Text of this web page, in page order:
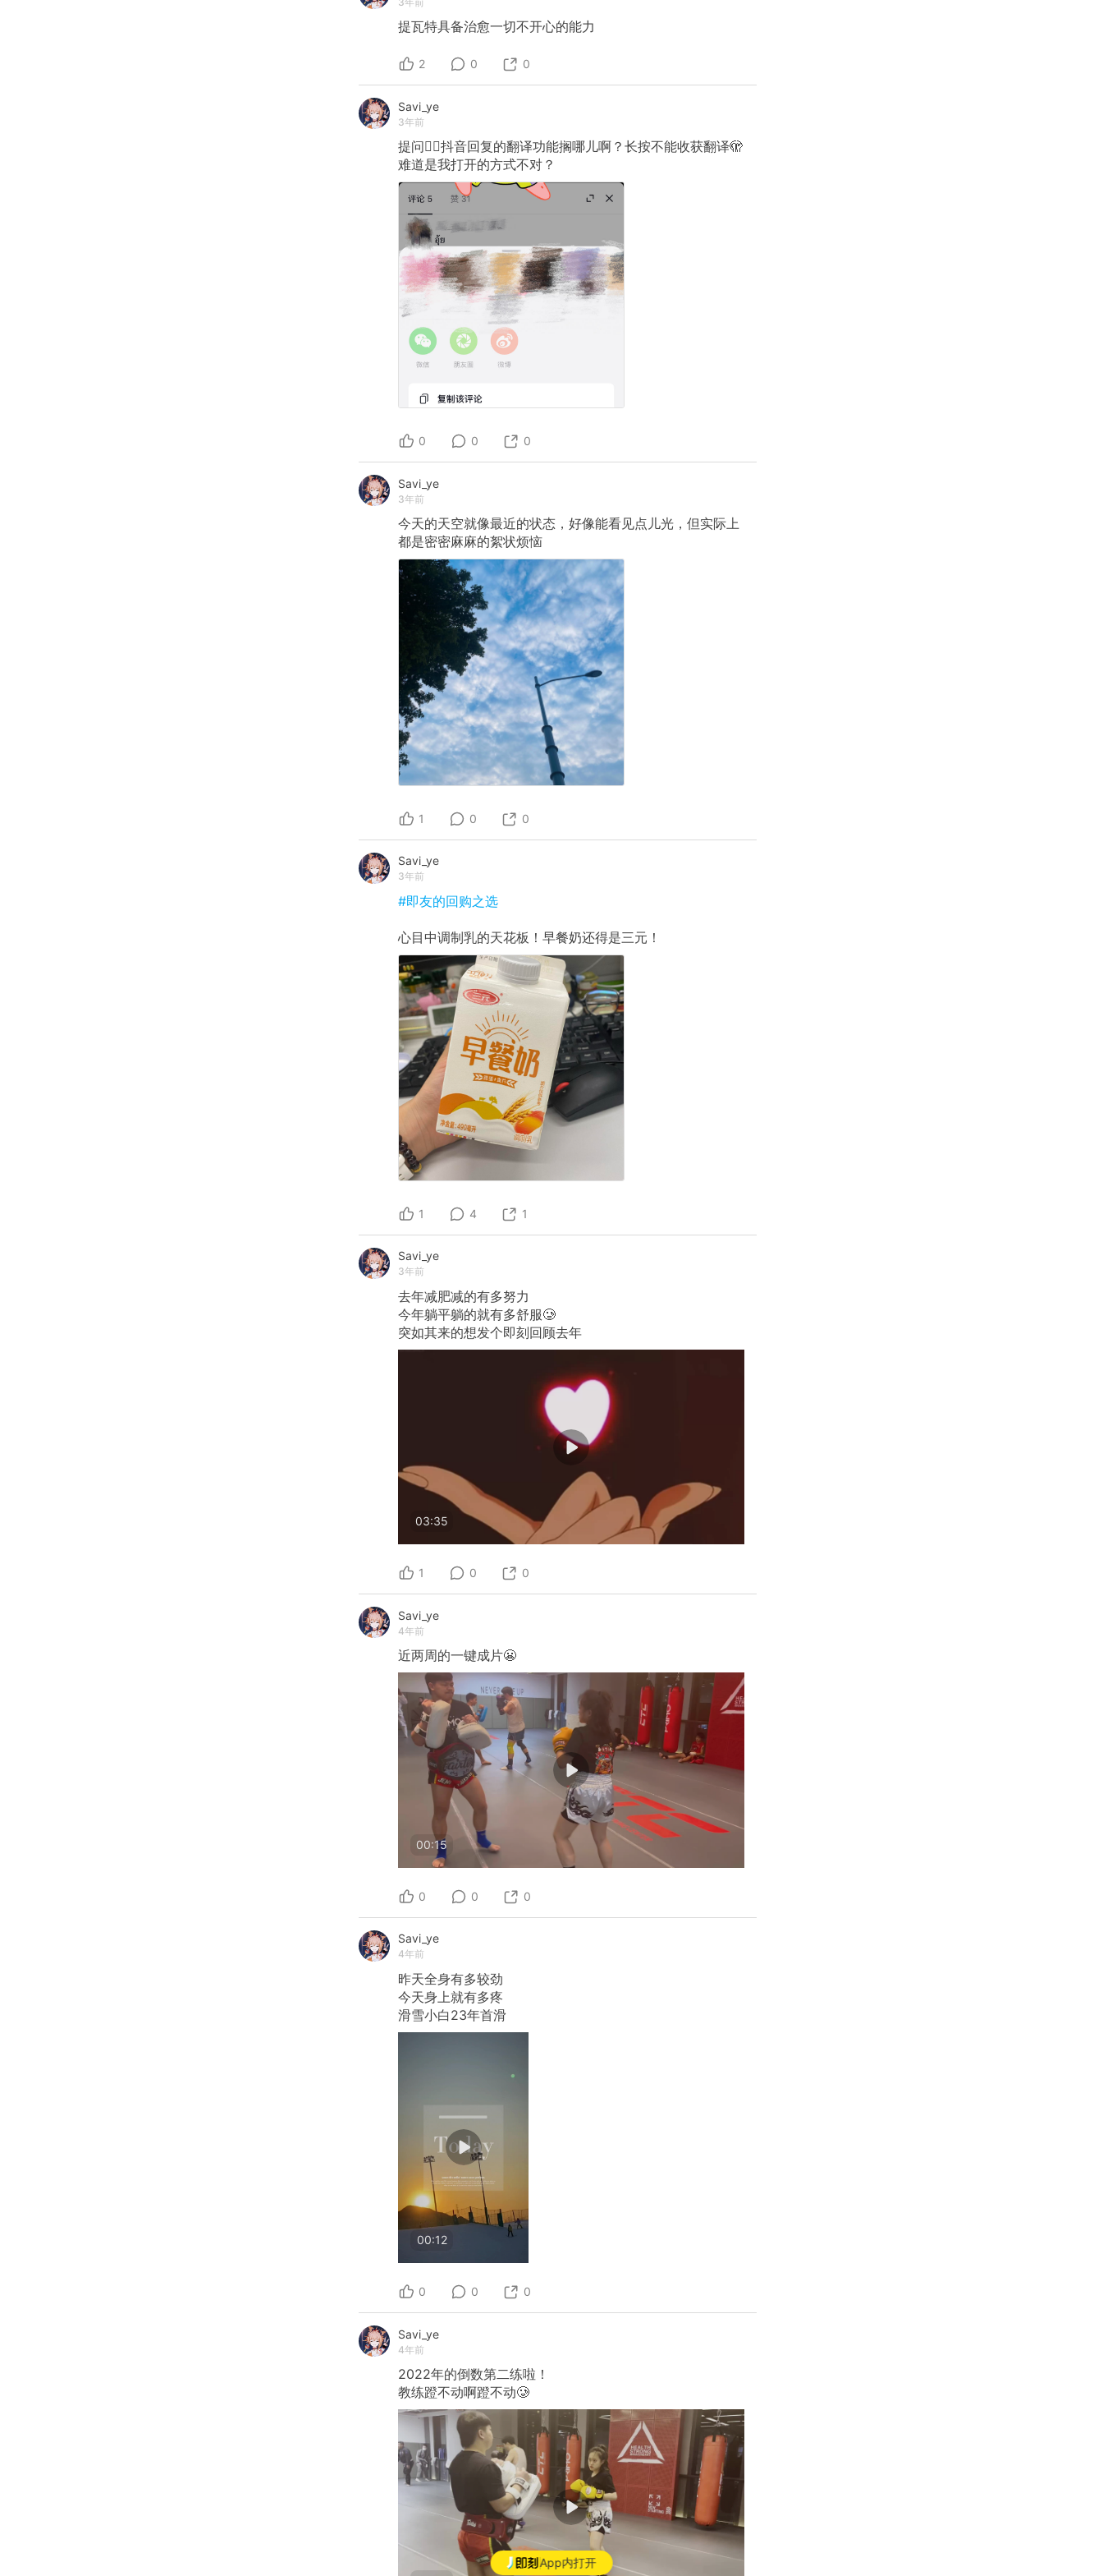
App内打开
提瓦特具备治愈一切不开心的能力
2 0 0
Savi_ye
3年前
提问🙋‍♀️抖音回复的翻译功能搁哪儿啊？长按不能收获翻译🫣
难道是我打开的方式不对？
0 0 0
Savi_ye
3年前
今天的天空就像最近的状态，好像能看见点儿光，但实际上
都是密密麻麻的絮状烦恼
1 0 0
Savi_ye
3年前
#即友的回购之选
心目中调制乳的天花板！早餐奶还得是三元！
1 4 1
Savi_ye
3年前
去年减肥减的有多努力
今年躺平躺的就有多舒服🥲
突如其来的想发个即刻回顾去年
03:35
1 0 0
Savi_ye
4年前
近两周的一键成片😬
00:15
0 0 0
Savi_ye
4年前
昨天全身有多较劲
今天身上就有多疼
滑雪小白23年首滑
00:12
0 0 0
Savi_ye
4年前
2022年的倒数第二练啦！
教练蹬不动啊蹬不动🥲